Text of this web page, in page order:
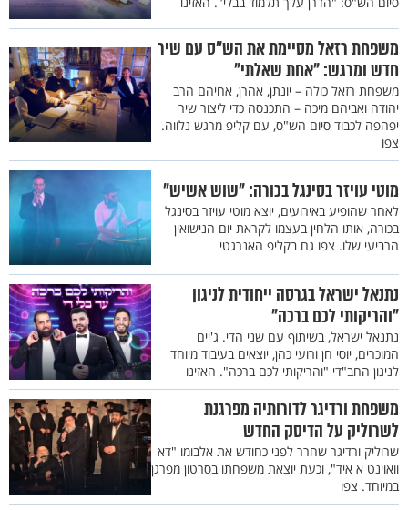
משפחת רזאל מסיימת את הש"ס עם שיר
חדש ומרגש: "אחת שאלתי"
משפחת רזאל כולה – יונתן, אהרן, אחיהם הרב
יהודה ואביהם מיכה – התכנסה כדי ליצור שיר
יפהפה לכבוד סיום הש"ס, עם קליפ מרגש נלווה.
צפו
מוטי עויזר בסינגל בכורה: "שוש אשיש"
לאחר שהופיע באירועים, יוצא מוטי עויזר בסינגל
בכורה, אותו הלחין בעצמו לקראת יום הנישואין
הרביעי שלו. צפו גם בקליפ האנרגטי
נתנאל ישראל בגרסה ייחודית לניגון
"והריקותי לכם ברכה"
נתנאל ישראל, בשיתוף עם שני הדי. ג'יים
המוכרים, יוסי חן ורועי כהן, יוצאים בעיבוד מיוחד
לניגון החב"די "והריקותי לכם ברכה". האזינו
משפחת ורדיגר לדורותיה מפרגנת
לשרוליק על הדיסק החדש
שרוליק ורדיגר שחרר לפני כחודש את אלבומו "דא
וואוינט א איד", וכעת יוצאת משפחתו בסרטון מפרגן
במיוחד. צפו